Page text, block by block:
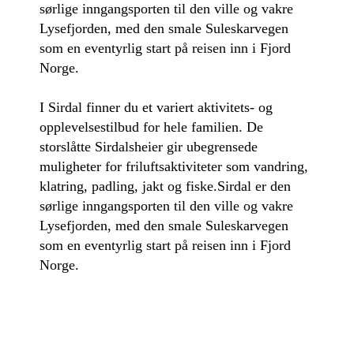
sørlige inngangsporten til den ville og vakre
Lysefjorden, med den smale Suleskarvegen
som en eventyrlig start på reisen inn i Fjord
Norge.
I Sirdal finner du et variert aktivitets- og
opplevelsestilbud for hele familien. De
storslåtte Sirdalsheier gir ubegrensede
muligheter for friluftsaktiviteter som vandring,
klatring, padling, jakt og fiske.Sirdal er den
sørlige inngangsporten til den ville og vakre
Lysefjorden, med den smale Suleskarvegen
som en eventyrlig start på reisen inn i Fjord
Norge.